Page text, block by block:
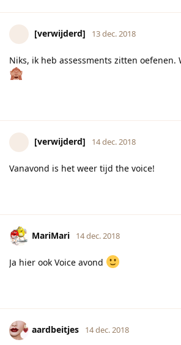
[verwijderd] 13 dec. 2018
Niks, ik heb assessments zitten oefenen.
[verwijderd] 14 dec. 2018
Vanavond is het weer tijd the voice!
MariMari 14 dec. 2018
Ja hier ook Voice avond
aardbeitjes 14 dec. 2018